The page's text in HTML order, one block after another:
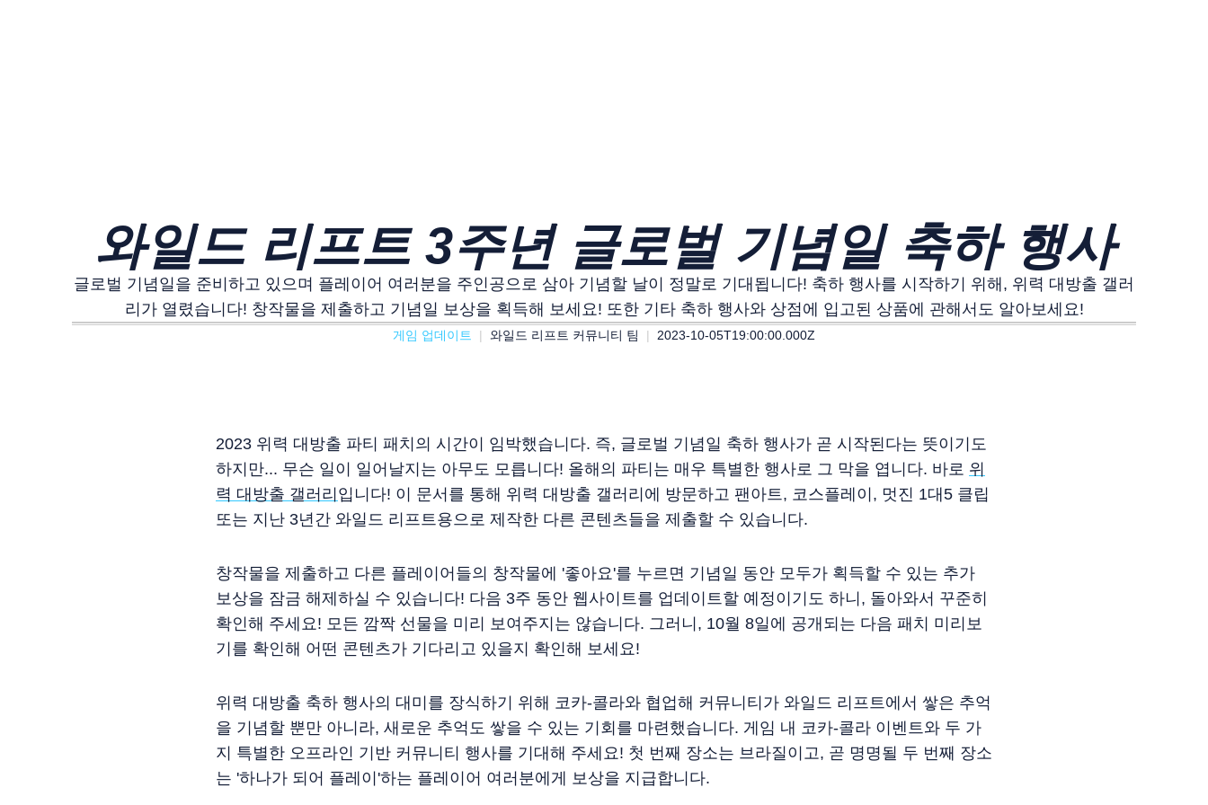
와일드 리프트 3주년 글로벌 기념일 축하 행사
글로벌 기념일을 준비하고 있으며 플레이어 여러분을 주인공으로 삼아 기념할 날이 정말로 기대됩니다! 축하 행사를 시작하기 위해, 위력 대방출 갤러
리가 열렸습니다! 창작물을 제출하고 기념일 보상을 획득해 보세요! 또한 기타 축하 행사와 상점에 입고된 상품에 관해서도 알아보세요!
게임 업데이트 와일드 리프트 커뮤니티 팀 2023-10-05T19:00:00.000Z
2023 위력 대방출 파티 패치의 시간이 임박했습니다. 즉, 글로벌 기념일 축하 행사가 곧 시작된다는 뜻이기도
하지만... 무슨 일이 일어날지는 아무도 모릅니다! 올해의 파티는 매우 특별한 행사로 그 막을 엽니다. 바로 위
력 대방출 갤러리 입니다! 이 문서를 통해 위력 대방출 갤러리에 방문하고 팬아트, 코스플레이, 멋진 1대5 클립
또는 지난 3년간 와일드 리프트용으로 제작한 다른 콘텐츠들을 제출할 수 있습니다.
창작물을 제출하고 다른 플레이어들의 창작물에 '좋아요'를 누르면 기념일 동안 모두가 획득할 수 있는 추가
보상을 잠금 해제하실 수 있습니다! 다음 3주 동안 웹사이트를 업데이트할 예정이기도 하니, 돌아와서 꾸준히
확인해 주세요! 모든 깜짝 선물을 미리 보여주지는 않습니다. 그러니, 10월 8일에 공개되는 다음 패치 미리보
기를 확인해 어떤 콘텐츠가 기다리고 있을지 확인해 보세요!
위력 대방출 축하 행사의 대미를 장식하기 위해 코카-콜라와 협업해 커뮤니티가 와일드 리프트에서 쌓은 추억
을 기념할 뿐만 아니라, 새로운 추억도 쌓을 수 있는 기회를 마련했습니다. 게임 내 코카-콜라 이벤트와 두 가
지 특별한 오프라인 기반 커뮤니티 행사를 기대해 주세요! 첫 번째 장소는 브라질이고, 곧 명명될 두 번째 장소
는 '하나가 되어 플레이'하는 플레이어 여러분에게 보상을 지급합니다.